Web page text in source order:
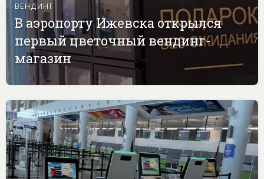
ВЕНДИНГ
В аэропорту Ижевска открылся
первый цветочный вендинг-
магазин